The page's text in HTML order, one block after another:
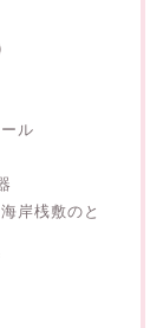
ル
岸桟敷のと